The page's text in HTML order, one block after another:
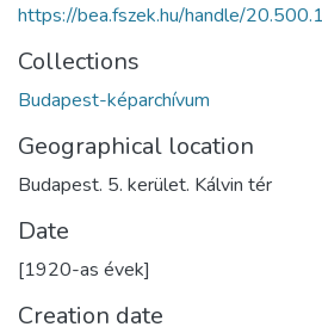
https://bea.fszek.hu/handle/
Collections
Budapest-képarchívum
Geographical location
Budapest. 5. kerület. Kálvin tér
Date
[1920-as évek]
Creation date